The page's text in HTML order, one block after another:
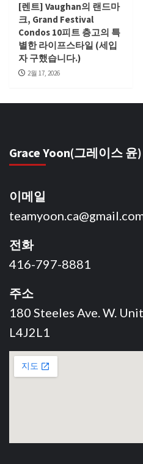
[렌트] Vaughan의 랜드마
크, Grand Festival
Condos 10피트 층고의 특
별한 라이프스타일 (세입
자 구했습니다.)
2월 17, 2026
Grace Yoon(그레이스 윤
이메일
전화
416-797-8881
주소
180 Steeles Ave. W.
L4J2L1